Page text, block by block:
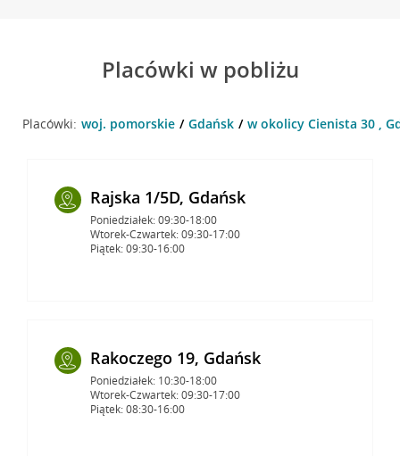
Placówki w pobliżu
Placówki: woj. pomorskie Gdańsk w okolicy Cienista 30 ,
Rajska 1/5D, Gdańsk
Poniedziałek: 09:30-18:00
Wtorek-Czwartek: 09:30-17:00
Piątek: 09:30-16:00
Rakoczego 19, Gdańsk
Poniedziałek: 10:30-18:00
Wtorek-Czwartek: 09:30-17:00
Piątek: 08:30-16:00